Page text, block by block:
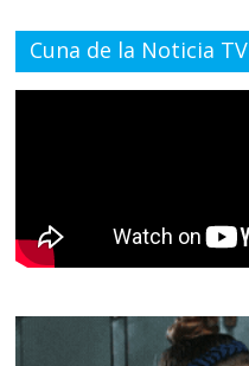
Cuna de la Noticia TV